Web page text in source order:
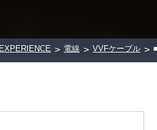
EXPERIENCE > 電線 > VVFケーブル >